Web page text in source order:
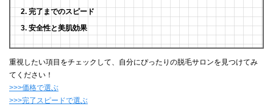
完了までのスピード
安全性と美肌効果
重視したい項目をチェックして、自分にぴったりの脱毛サロンを見つけてみ
てください！
>>>価格で選ぶ
>>>完了スピードで選ぶ